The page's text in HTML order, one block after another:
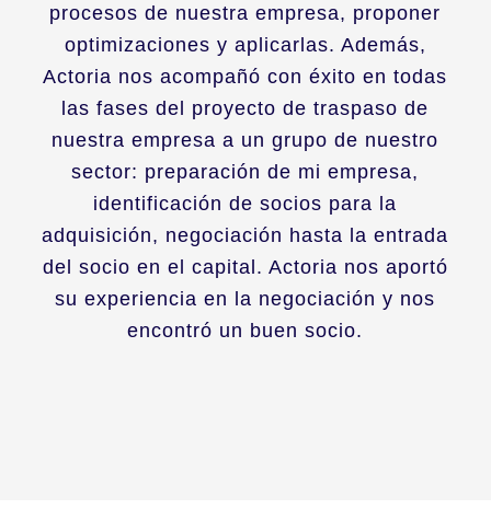
procesos de nuestra empresa, proponer
optimizaciones y aplicarlas. Además,
Actoria nos acompañó con éxito en todas
las fases del proyecto de traspaso de
nuestra empresa a un grupo de nuestro
sector: preparación de mi empresa,
identificación de socios para la
adquisición, negociación hasta la entrada
del socio en el capital. Actoria nos aportó
su experiencia en la negociación y nos
encontró un buen socio.